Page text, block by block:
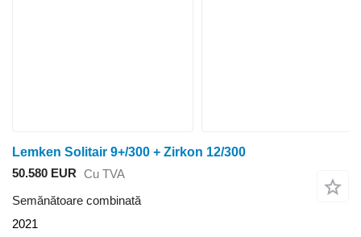
Lemken Solitair 9+/300 + Zirkon 12/300
50.580 EUR Cu TVA
Semănătoare combinată
2021